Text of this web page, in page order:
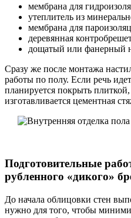
мембрана для
утеплитель из
мембрана для
деревянная
дощатый или фанерный
Сразу же после монтажа
работы по полу. Если речь
планируется покрыть
изготавливается цементная
Подготовительные
рубленного «дикого»
До начала облицовки стен
нужно для того, чтобы